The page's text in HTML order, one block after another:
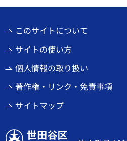
このサイトについて
サイトの使い方
個人情報の取り扱い
著作権・リンク・免責事項
サイトマップ
世田谷区